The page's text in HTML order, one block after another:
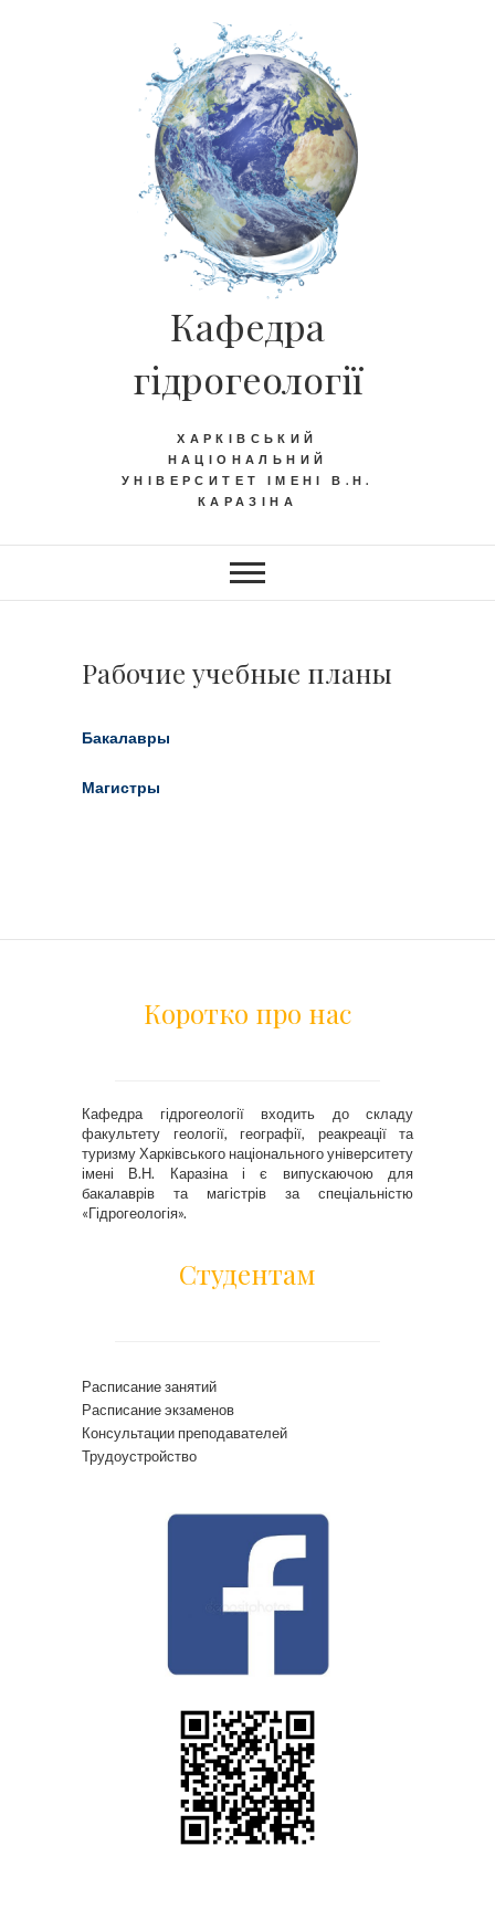
Кафедра
гідрогеології
ХАРКІВСЬКИЙ
НАЦІОНАЛЬНИЙ
УНІВЕРСИТЕТ ІМЕНІ В.Н.
КАРАЗІНА
Рабочие учебные планы
Бакалавры
Магистры
Коротко про нас
Кафедра гідрогеології входить до складу
факультету геології, географії, реакреації та
туризму Харківського національного університету
імені В.Н. Каразіна і є випускаючою для
бакалаврів та магістрів за спеціальністю
«Гідрогеологія».
Студентам
Расписание занятий
Расписание экзаменов
Консультации преподавателей
Трудоустройство